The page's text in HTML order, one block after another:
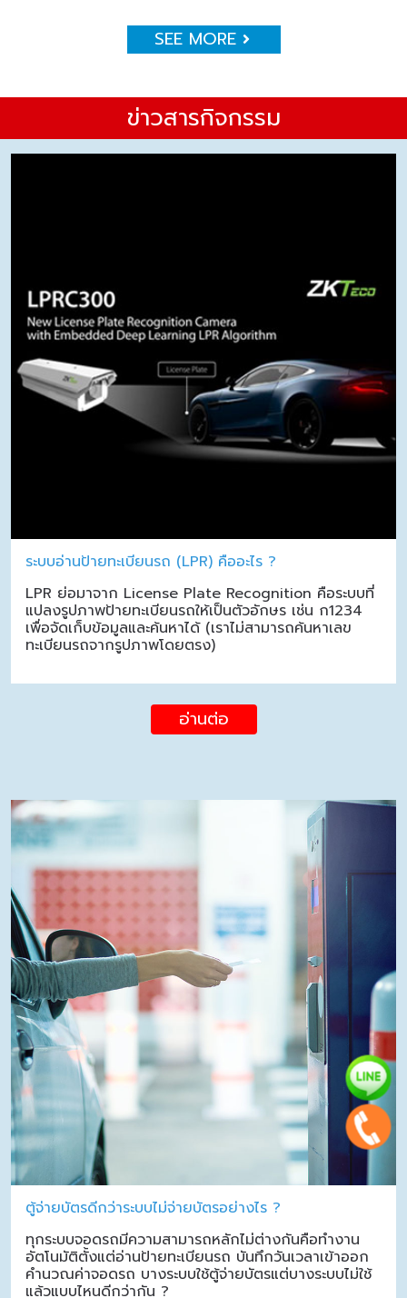
SEE MORE
ข่าวสารกิจกรรม
ระบบอ่านป้ายทะเบียนรถ (LPR) คืออะไร ?
LPR ย่อมาจาก License Plate Recognition คือระบบที่
แปลงรูปภาพป้ายทะเบียนรถให้เป็นตัวอักษร เช่น ก1234
เพื่อจัดเก็บข้อมูลและค้นหาได้ (เราไม่สามารถค้นหาเลข
ทะเบียนรถจากรูปภาพโดยตรง)
อ่านต่อ
ตู้จ่ายบัตรดีกว่าระบบไม่จ่ายบัตรอย่างไร ?
ทุกระบบจอดรถมีความสามารถหลักไม่ต่างกันคือทำงาน
อัตโนมัติตั้งแต่อ่านป้ายทะเบียนรถ บันทึกวันเวลาเข้าออก
คำนวณค่าจอดรถ บางระบบใช้ตู้จ่ายบัตรแต่บางระบบไม่ใช้
แล้วแบบไหนดีกว่ากัน ?